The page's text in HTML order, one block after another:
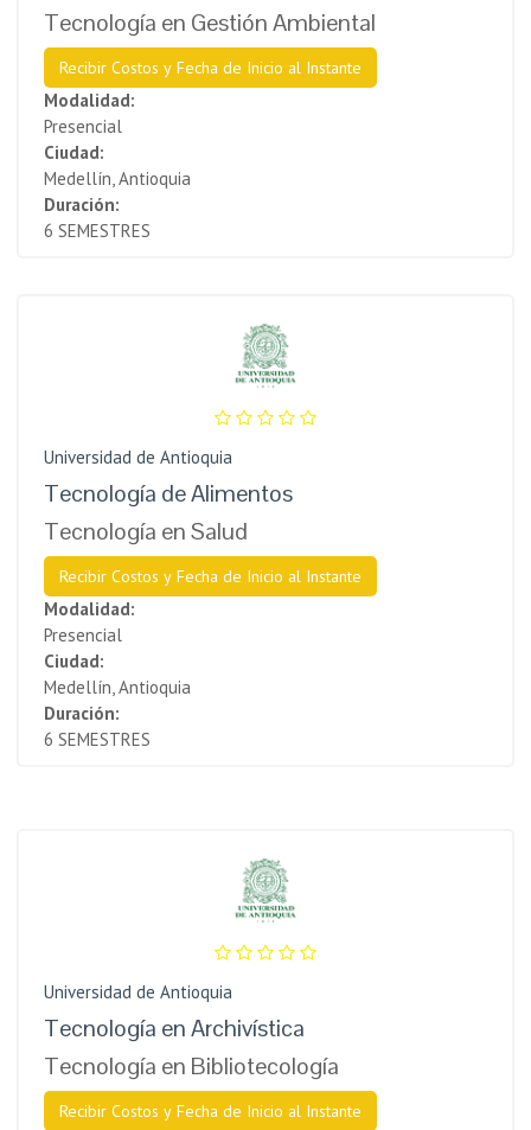
Tecnología en Gestión Ambiental
Recibir Costos y Fecha de Inicio al Instante
Modalidad:
Presencial
Ciudad:
Medellín, Antioquia
Duración:
6 SEMESTRES
Universidad de Antioquia
Tecnología de Alimentos
Tecnología en Salud
Recibir Costos y Fecha de Inicio al Instante
Modalidad:
Presencial
Ciudad:
Medellín, Antioquia
Duración:
6 SEMESTRES
Universidad de Antioquia
Tecnología en Archivística
Tecnología en Bibliotecología
Recibir Costos y Fecha de Inicio al Instante